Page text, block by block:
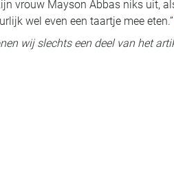
vrouw Mayson Abbas niks uit,
wel even een taartje mee eten.”
wij slechts een deel van het